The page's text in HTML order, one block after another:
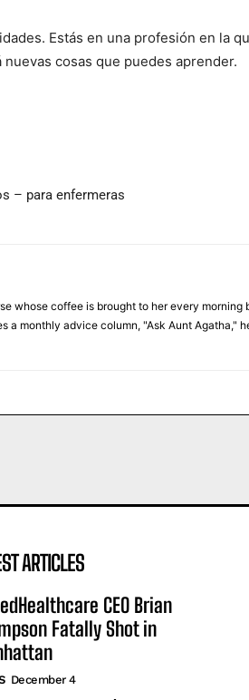
Estás en una profesión en la
cosas que puedes aprender.
– para enfermeras
whose coffee is brought to her every
a monthly advice column, "Ask Aunt Agatha,"
ARTICLES
CEO Brian
Fatally Shot in
December 4